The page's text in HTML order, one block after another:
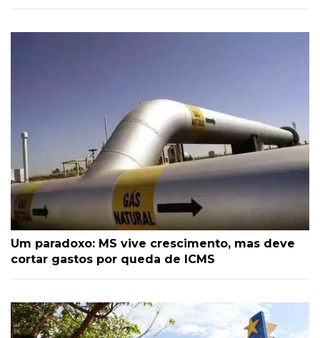
Um paradoxo: MS vive crescimento, mas deve
cortar gastos por queda de ICMS